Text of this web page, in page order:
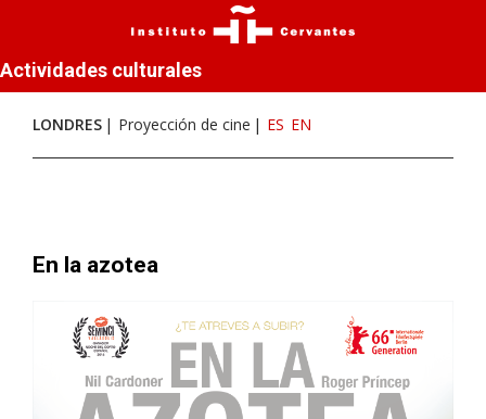
Actividades culturales
LONDRES Proyección de cine ES EN
En la azotea